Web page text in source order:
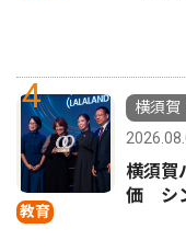
4
教育
横須賀
横須賀
価 シ